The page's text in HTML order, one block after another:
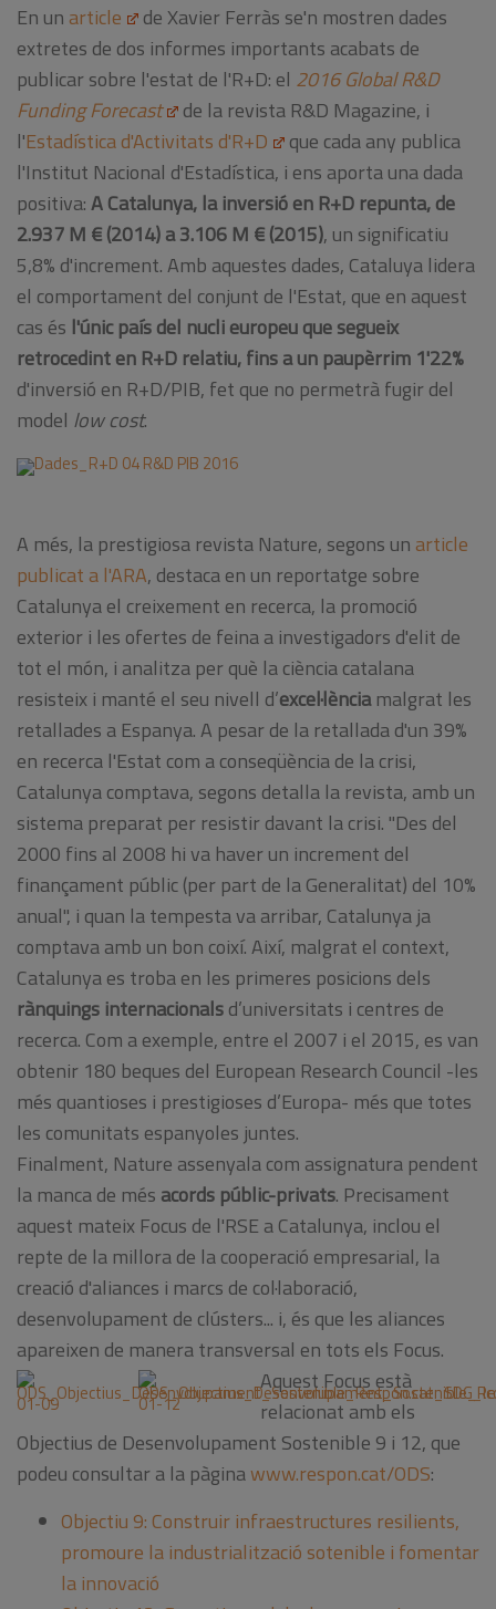
En un article
de Xavier Ferràs se'n mostren dades
extretes de dos informes importants acabats de
publicar sobre l'estat de l'R+D: el 2016 Global R&D
Funding Forecast
de la revista R&D Magazine, i
l'Estadística d'Activitats d'R+D
que cada any publica
l'Institut Nacional d'Estadística, i ens aporta una dada
positiva:A Catalunya, la inversió en R+D repunta, de
2.937 M € (2014) a 3.106 M € (2015), un significatiu
5,8% d'increment. Amb aquestes dades, Cataluya lidera
el comportament del conjunt de l'Estat, que en aquest
cas és l'únic país del nucli europeu que segueix
retrocedint en R+D relatiu, fins a un paupèrrim 1'22%
d'inversió en R+D/PIB, fet que no permetrà fugir del
model low cost.
A més, la prestigiosa revista Nature, segons un article
publicat a l'ARA, destaca en un reportatge sobre
Catalunya el creixement en recerca, la promoció
exterior i les ofertes de feina a investigadors d'elit de
tot el món, i analitza per què la ciència catalana
resisteix i manté el seu nivell d’excel·lènciamalgrat les
retallades a Espanya. A pesar de la retallada d'un 39%
en recerca l'Estat com a conseqüència de la crisi,
Catalunya comptava, segons detalla la revista, amb un
sistema preparat per resistir davant la crisi. "Des del
2000 fins al 2008 hi va haver un increment del
finançament públic (per part de la Generalitat) del 10%
anual", i quan la tempesta va arribar, Catalunya ja
comptava amb un bon coixí. Així, malgrat el context,
Catalunya es troba en les primeres posicions dels
rànquings internacionalsd’universitats i centres de
recerca. Com a exemple, entre el 2007 i el 2015, es van
obtenir 180 beques del European Research Council -les
més quantioses i prestigioses d’Europa- més que totes
les comunitats espanyoles juntes.
Finalment, Nature assenyala com assignatura pendent
la manca de més acords públic-privats. Precisament
aquest mateix Focus de l'RSE a Catalunya, inclou el
repte de la millora de la cooperació empresarial, la
creació d'aliances i marcs de col·laboració,
desenvolupament de clústers... i, és que les aliances
apareixen de manera transversal en tots els Focus.
Aquest Focus està
relacionat amb els
Objectius de Desenvolupament Sostenible 9 i 12, que
podeu consultar a la pàginawww.respon.cat/ODS:
Objectiu 9: Construir infraestructures resilients,
promoure la industrialització sotenible i fomentar
la innovació